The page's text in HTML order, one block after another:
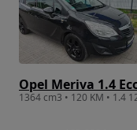
Opel Meriva 1.4